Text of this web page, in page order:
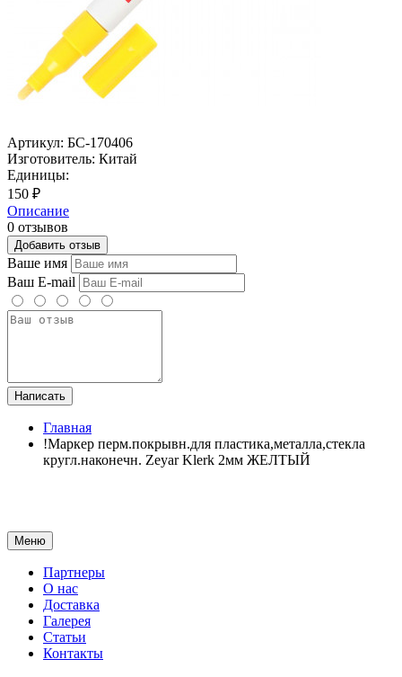
Артикул: БС-170406
Изготовитель: Китай
Единицы:
150 ₽
Описание
0 отзывов
Добавить отзыв
Ваше имя
Ваш E-mail
Написать
Главная
!Маркер перм.покрывн.для пластика,металла,стекла
кругл.наконечн. Zeyar Klerk 2мм ЖЕЛТЫЙ
Меню
Партнеры
О нас
Доставка
Галерея
Статьи
Контакты